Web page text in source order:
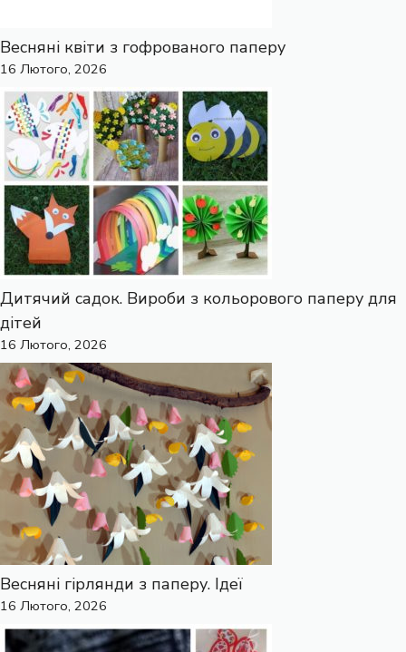
Весняні квіти з гофрованого паперу
16 Лютого, 2026
Дитячий садок. Вироби з кольорового паперу для
дітей
16 Лютого, 2026
Весняні гірлянди з паперу. Ідеї
16 Лютого, 2026